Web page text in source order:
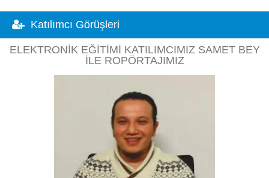
Katılımcı Görüşleri
ELEKTRONIK EĞITIMI KATILIMCIMIZ SAMET BEY
ILE ROPÖRTAJIMIZ